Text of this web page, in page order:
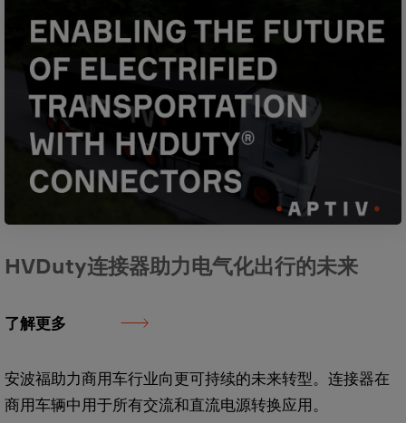
HVDuty连接器助力电气化出行的未来
了解更多
安波福助力商用车行业向更可持续的未来转型。连接器在
商用车辆中用于所有交流和直流电源转换应用。